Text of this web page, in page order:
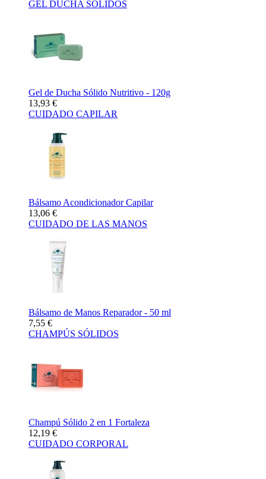
GEL DUCHA SÓLIDOS
Gel de Ducha Sólido Nutritivo - 120g
13,93 €
CUIDADO CAPILAR
Bálsamo Acondicionador Capilar
13,06 €
CUIDADO DE LAS MANOS
Bálsamo de Manos Reparador - 50 ml
7,55 €
CHAMPÚS SÓLIDOS
Champú Sólido 2 en 1 Fortaleza
12,19 €
CUIDADO CORPORAL